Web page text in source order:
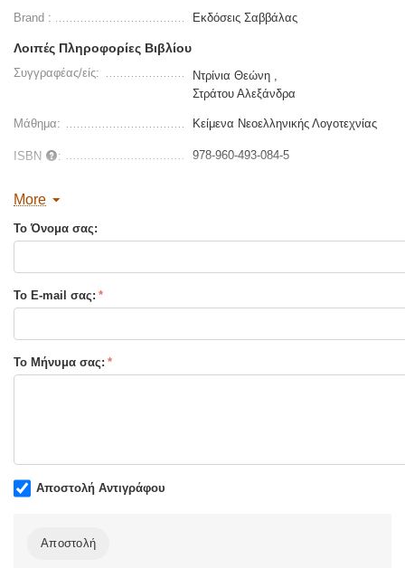
Brand : Εκδόσεις Σαββάλας
Λοιπές Πληροφορίες Βιβλίου
Συγγραφέας/είς:
Ντρίνια Θεώνη ,
Στράτου Αλεξάνδρα
Μάθημα: Κείμενα Νεοελληνικής Λογοτεχνίας
ISBN : 978-960-493-084-5
Διαστάσεις:
More
Το Όνομα σας:
Το E-mail σας:
Το Μήνυμα σας:
Αποστολή Αντιγράφου
Αποστολή